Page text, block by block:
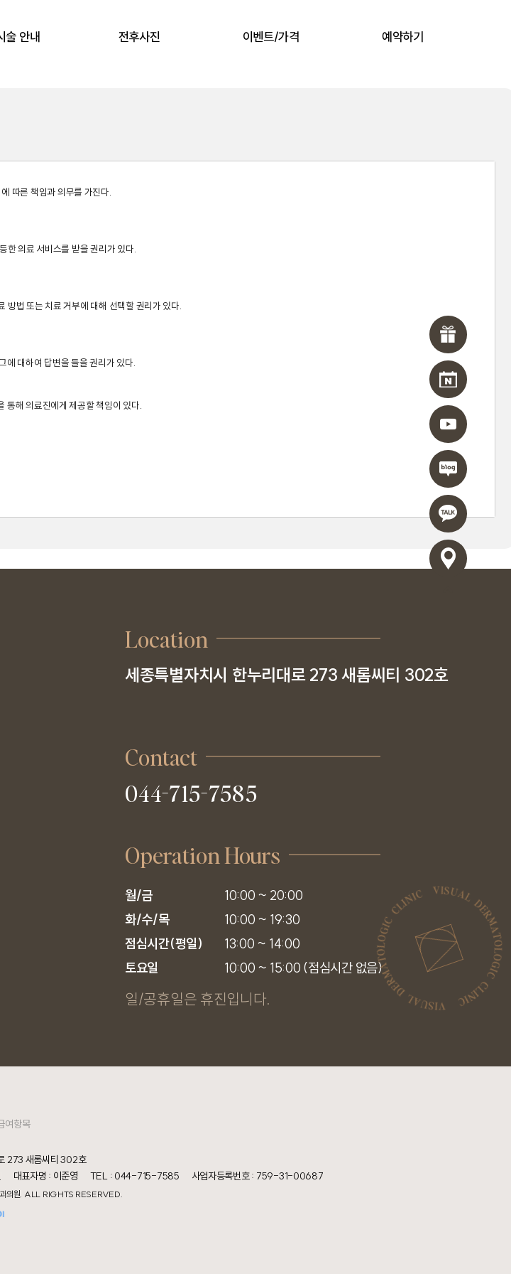
술 안내 전후사진 이벤트/가격 예약하기
따른 책임과 의무를 가진다.
의료 서비스를 받을 권리가 있다.
법 또는 치료 거부에 대해 선택할 권리가 있다.
대하여 답변을 들을 권리가 있다.
해 의료진에게 제공할 책임이 있다.
Location
세종특별자치시 한누리대로 273 새롬씨티 302호
Contact
044-715-7585
Operation Hours
월/금
화/수/목
점심시간(평일)
토요일
10:00 ~ 20:00
10:00 ~ 19:30
13:00 ~ 14:00
10:00 ~ 15:00 (점심시간 없음)
일/공휴일은 휴진입니다.
여항목
273 새롬씨티 302호
대표자명 : 이준영 TEL : 044-715-7585 사업자등록번호 : 759-31-00687
의원. ALL RIGHTS RESERVED.